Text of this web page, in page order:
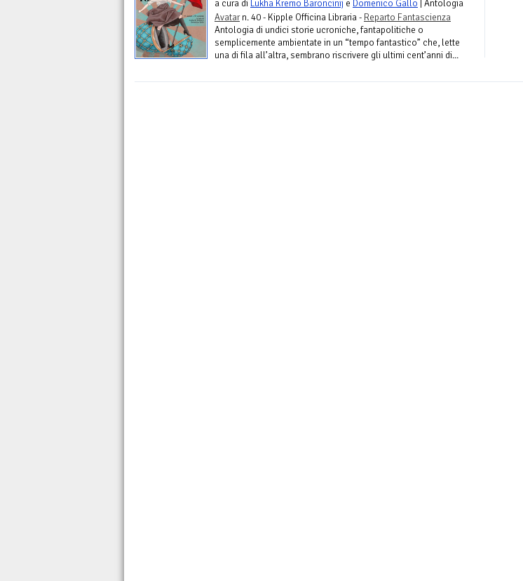
a cura di Lukha Kremo Baroncinij e Domenico Gallo | Antologia
Avatarn. 40 - Kipple Officina Libraria - Reparto Fantascienza
Antologia di undici storie ucroniche, fantapolitiche o
semplicemente ambientate in un “tempo fantastico” che, lette
una di fila all’altra, sembrano riscrivere gli ultimi cent’anni di...